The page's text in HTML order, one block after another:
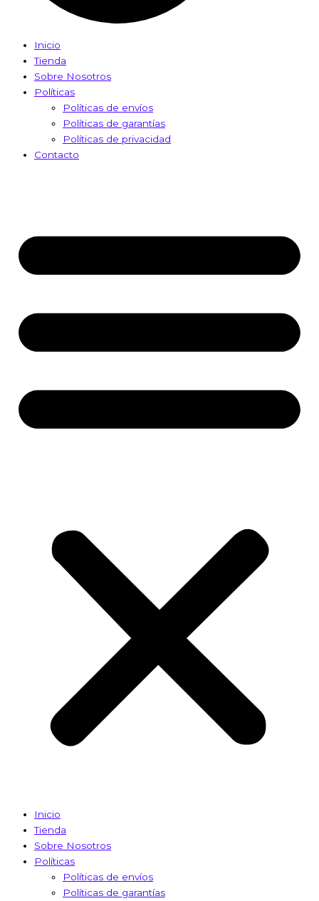
Inicio
Tienda
Sobre Nosotros
Políticas
Políticas de envíos
Políticas de garantías
Políticas de privacidad
Contacto
Inicio
Tienda
Sobre Nosotros
Políticas
Políticas de envíos
Políticas de garantías